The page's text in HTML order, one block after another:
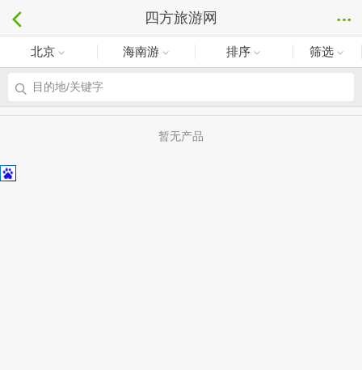
四方旅游网
北京 海南游 排序 筛选
目的地/关键字
暂无产品